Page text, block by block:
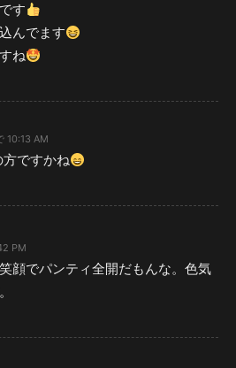
す
んでます
ね
10:13 AM
ですかね
PM
顔でパンティ全開だもんな。色気